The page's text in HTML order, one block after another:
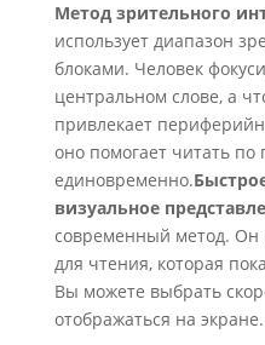
Метод зрительного
использует диапазон
блоками. Человек
центральном слове, а
привлекает
оно помогает читать по
единовременно.
визуальное
современный метод. Он
для чтения, которая
Вы можете выбрать
отображаться на экране.